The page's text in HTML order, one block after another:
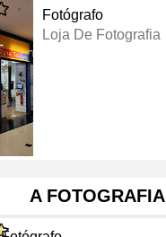
Fotógrafo
Loja De Fotografia
A FOTOGRAFIA